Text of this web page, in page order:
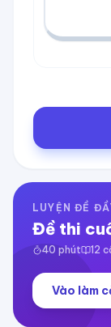
LUYỆN ĐỀ
Đề thi
40 phút 12
Vào làm